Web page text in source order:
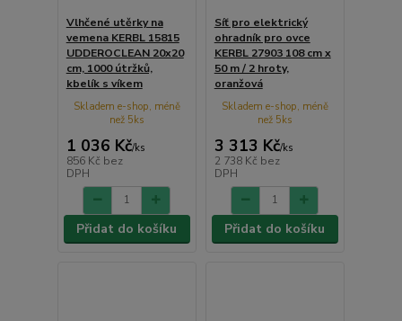
Vlhčené utěrky na
vemena KERBL 15815
UDDEROCLEAN 20x20
cm, 1000 útržků,
kbelík s víkem
1 036 Kč/ks
856 Kč bez
DPH
Skladem e-shop, méně
než 5ks
Přidat do košíku
Síť pro elektrický
ohradník pro ovce
KERBL 27903 108 cm x
50 m / 2 hroty,
oranžová
3 313 Kč/ks
2 738 Kč bez
DPH
Skladem e-shop, méně
než 5ks
Přidat do košíku